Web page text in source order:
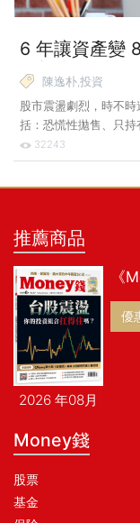
6 年讓資產變
只投資 5 分鐘
萬被動收入
陳逸朴,投資
股市震盪劇烈，時不
括：恐慌性拋售、只
此，也有部分投資人可
知名財經作家算利教
（2022）年通膨及俄
事是人為因素，雖無法
市
32243
推薦商品
2026 年08月
《
優
Money錢
股票
基金